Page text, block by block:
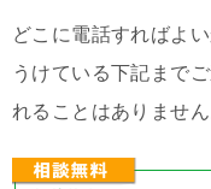
どこに電話すればよ
うけている下記まで
れることはありません